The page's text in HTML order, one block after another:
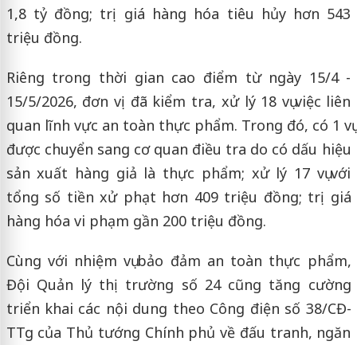
1,8 tỷ đồng; trị giá hàng hóa tiêu hủy hơn 543
triệu đồng.
Riêng trong thời gian cao điểm từ ngày 15/4 -
15/5/2026, đơn vị đã kiểm tra, xử lý 18 vụ việc liên
quan lĩnh vực an toàn thực phẩm. Trong đó, có 1 vụ
được chuyển sang cơ quan điều tra do có dấu hiệu
sản xuất hàng giả là thực phẩm; xử lý 17 vụ với
tổng số tiền xử phạt hơn 409 triệu đồng; trị giá
hàng hóa vi phạm gần 200 triệu đồng.
Cùng với nhiệm vụ bảo đảm an toàn thực phẩm,
Đội Quản lý thị trường số 24 cũng tăng cường
triển khai các nội dung theo Công điện số 38/CĐ-
TTg của Thủ tướng Chính phủ về đấu tranh, ngăn